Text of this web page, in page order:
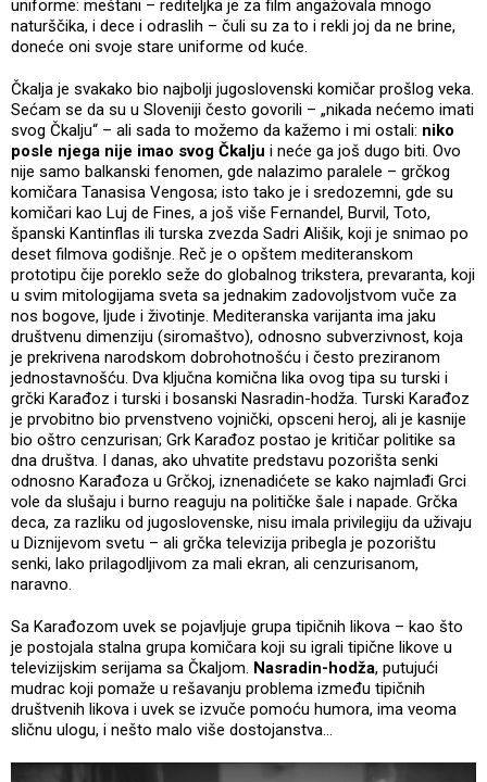
uniforme: meštani – rediteljka je za film angažovala mnogo
naturščika, i dece i odraslih – čuli su za to i rekli joj da ne brine,
doneće oni svoje stare uniforme od kuće.
Čkalja je svakako bio najbolji jugoslovenski komičar prošlog veka.
Sećam se da su u Sloveniji često govorili – „nikada nećemo imati
svog Čkalju“ – ali sada to možemo da kažemo i mi ostali: niko
posle njega nije imao svog Čkalju i neće ga još dugo biti. Ovo
nije samo balkanski fenomen, gde nalazimo paralele – grčkog
komičara Tanasisa Vengosa; isto tako je i sredozemni, gde su
komičari kao Luj de Fines, a još više Fernandel, Burvil, Toto,
španski Kantinflas ili turska zvezda Sadri Ališik, koji je snimao po
deset filmova godišnje. Reč je o opštem mediteranskom
prototipu čije poreklo seže do globalnog trikstera, prevaranta, koji
u svim mitologijama sveta sa jednakim zadovoljstvom vuče za
nos bogove, ljude i životinje. Mediteranska varijanta ima jaku
društvenu dimenziju (siromaštvo), odnosno subverzivnost, koja
je prekrivena narodskom dobrohotnošću i često preziranom
jednostavnošću. Dva ključna komična lika ovog tipa su turski i
grčki Karađoz i turski i bosanski Nasradin-hodža. Turski Karađoz
je prvobitno bio prvenstveno vojnički, opsceni heroj, ali je kasnije
bio oštro cenzurisan; Grk Karađoz postao je kritičar politike sa
dna društva. I danas, ako uhvatite predstavu pozorišta senki
odnosno Karađoza u Grčkoj, iznenadićete se kako najmlađi Grci
vole da slušaju i burno reaguju na političke šale i napade. Grčka
deca, za razliku od jugoslovenske, nisu imala privilegiju da uživaju
u Diznijevom svetu – ali grčka televizija pribegla je pozorištu
senki, lako prilagodljivom za mali ekran, ali cenzurisanom,
naravno.
Sa Karađozom uvek se pojavljuje grupa tipičnih likova – kao što
je postojala stalna grupa komičara koji su igrali tipične likove u
televizijskim serijama sa Čkaljom. Nasradin-hodža, putujući
mudrac koji pomaže u rešavanju problema između tipičnih
društvenih likova i uvek se izvuče pomoću humora, ima veoma
sličnu ulogu, i nešto malo više dostojanstva…